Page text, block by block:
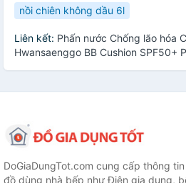
nồi chiên không dầu 6l
Liên kết: Phấn nước Chống lão hóa
Hwansaenggo BB Cushion SPF50+
DoGiaDungTot.com cung cấp thông
đồ dùng nhà bếp như Điện gia dụng,